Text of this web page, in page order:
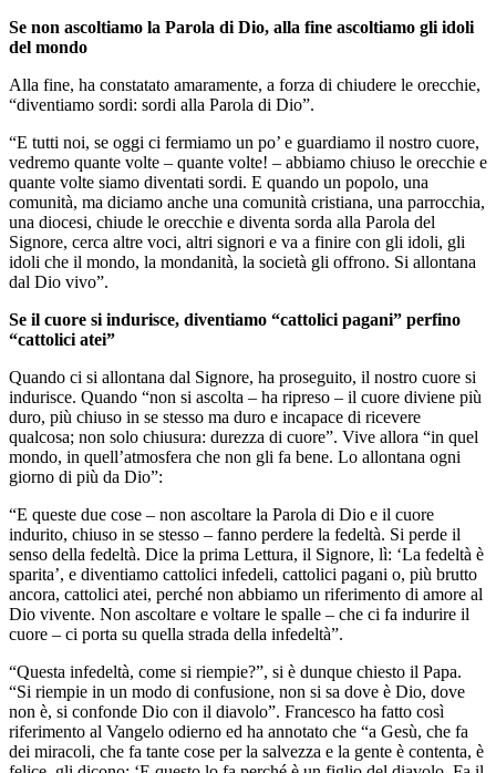
Se non ascoltiamo la Parola di Dio, alla fine ascoltiamo gli idoli
del mondo
Alla fine, ha constatato amaramente, a forza di chiudere le orecchie,
“diventiamo sordi: sordi alla Parola di Dio”.
“E tutti noi, se oggi ci fermiamo un po’ e guardiamo il nostro cuore,
vedremo quante volte – quante volte! – abbiamo chiuso le orecchie e
quante volte siamo diventati sordi. E quando un popolo, una
comunità, ma diciamo anche una comunità cristiana, una parrocchia,
una diocesi, chiude le orecchie e diventa sorda alla Parola del
Signore, cerca altre voci, altri signori e va a finire con gli idoli, gli
idoli che il mondo, la mondanità, la società gli offrono. Si allontana
dal Dio vivo”.
Se il cuore si indurisce, diventiamo “cattolici pagani” perfino
“cattolici atei”
Quando ci si allontana dal Signore, ha proseguito, il nostro cuore si
indurisce. Quando “non si ascolta – ha ripreso – il cuore diviene più
duro, più chiuso in se stesso ma duro e incapace di ricevere
qualcosa; non solo chiusura: durezza di cuore”. Vive allora “in quel
mondo, in quell’atmosfera che non gli fa bene. Lo allontana ogni
giorno di più da Dio”:
“E queste due cose – non ascoltare la Parola di Dio e il cuore
indurito, chiuso in se stesso – fanno perdere la fedeltà. Si perde il
senso della fedeltà. Dice la prima Lettura, il Signore, lì: ‘La fedeltà è
sparita’, e diventiamo cattolici infedeli, cattolici pagani o, più brutto
ancora, cattolici atei, perché non abbiamo un riferimento di amore al
Dio vivente. Non ascoltare e voltare le spalle – che ci fa indurire il
cuore – ci porta su quella strada della infedeltà”.
“Questa infedeltà, come si riempie?”, si è dunque chiesto il Papa.
“Si riempie in un modo di confusione, non si sa dove è Dio, dove
non è, si confonde Dio con il diavolo”. Francesco ha fatto così
riferimento al Vangelo odierno ed ha annotato che “a Gesù, che fa
dei miracoli, che fa tante cose per la salvezza e la gente è contenta, è